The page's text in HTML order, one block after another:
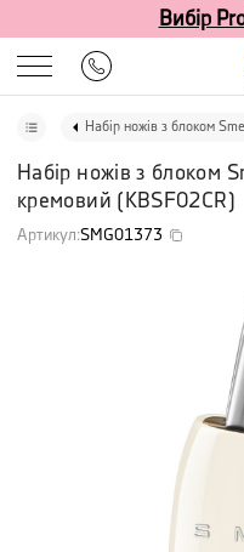
Вибір
Набір ножів з блоком
Набір ножів з блоком
кремовий ( KBSF02CR)
Артикул:SMG01373